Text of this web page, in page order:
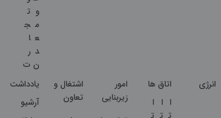
و
م
ع
د
ن
ت
ج
ا
ر
ت
انرژی
اتاق ها
ا ا ا
امور
زیربنایی
اشتغال و
تعاون
یادداشت
آرشیو